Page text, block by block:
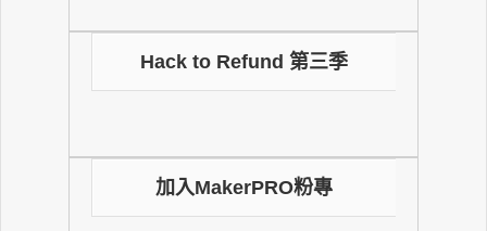
Hack to Refund 第三季
加入MakerPRO粉專